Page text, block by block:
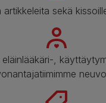
sekä
eläinlääkäri-,